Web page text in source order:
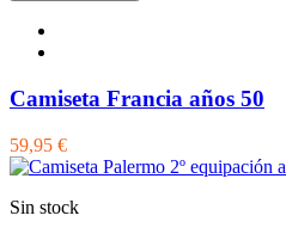
Camiseta Francia años 50
59,95 €
Sin stock